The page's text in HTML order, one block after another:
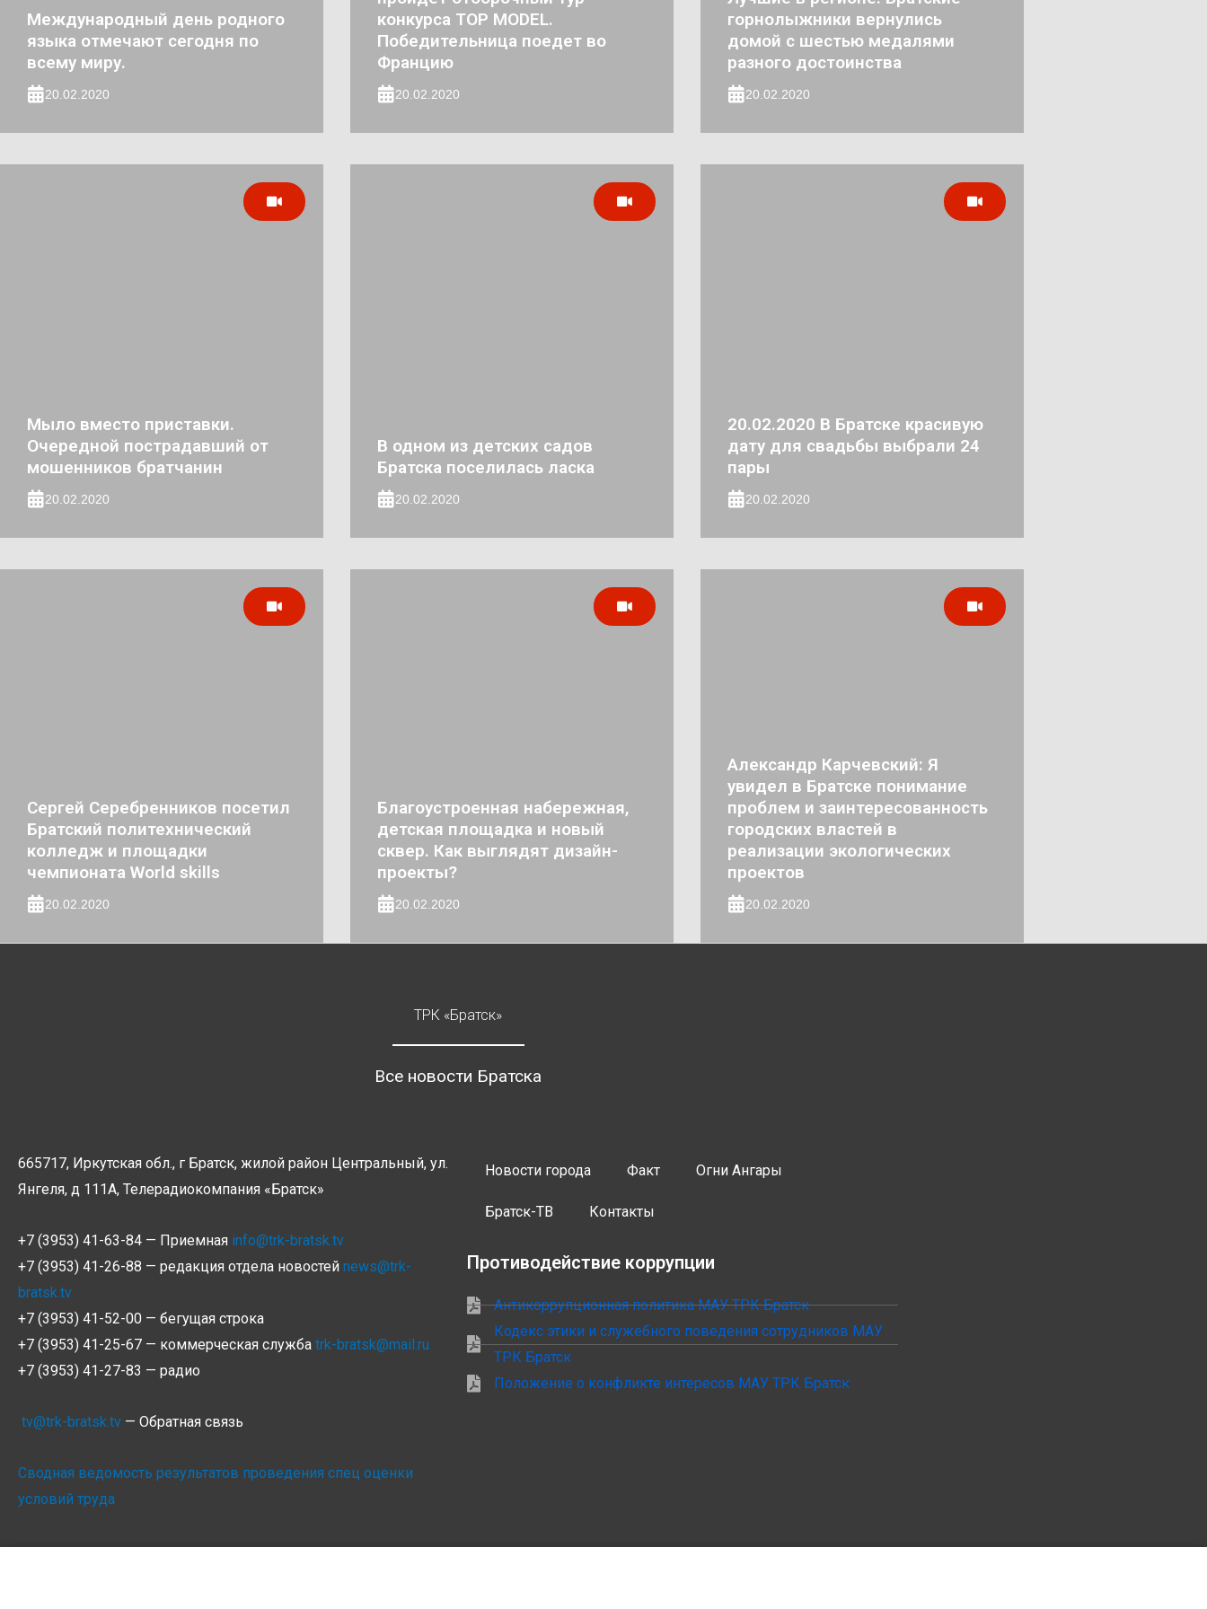
Международный день родного
языка отмечают сегодня по
всему миру.
20.02.2020
конкурса TOP MODEL.
Победительница поедет во
Францию
20.02.2020
горнолыжники вернулись
домой с шестью медалями
разного достоинства
20.02.2020
Мыло вместо приставки.
Очередной пострадавший от
мошенников братчанин
20.02.2020
В одном из детских садов
Братска поселилась ласка
20.02.2020
20.02.2020 В Братске красивую
дату для свадьбы выбрали 24
пары
20.02.2020
Сергей Серебренников посетил
Братский политехнический
колледж и площадки
чемпионата World skills
20.02.2020
Благоустроенная набережная,
детская площадка и новый
сквер. Как выглядят дизайн-
проекты?
20.02.2020
Александр Карчевский: Я
увидел в Братске понимание
проблем и заинтересованность
городских властей в
реализации экологических
проектов
20.02.2020
ТРК «Братск»
Все новости Братска
665717, Иркутская обл., г Братск, жилой район Центральный, ул.
Янгеля, д 111А, Телерадиокомпания «Братск»
+7 (3953) 41-63-84 — Приемная info@trk-bratsk.tv
+7 (3953) 41-26-88 — редакция отдела новостей news@trk-
bratsk.tv
+7 (3953) 41-52-00 — бегущая строка
+7 (3953) 41-25-67 — коммерческая служба trk-bratsk@mail.ru
+7 (3953) 41-27-83 — радио
tv@trk-bratsk.tv — Обратная связь
Сводная ведомость результатов проведения спец оценки
условий труда
Новости города Факт Огни Ангары
Братск-ТВ Контакты
Противодействие коррупции
Антикоррупционная политика МАУ ТРК Братск
Кодекс этики и служебного поведения сотрудников МАУ
ТРК Братск
Положение о конфликте интересов МАУ ТРК Братск